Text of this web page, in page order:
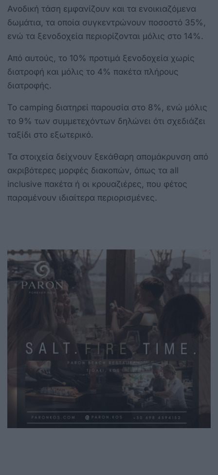
Ανοδική τάση εμφανίζουν και τα ενοικιαζόμενα
δωμάτια, τα οποία συγκεντρώνουν ποσοστό 35%,
ενώ τα ξενοδοχεία περιορίζονται μόλις στο 14%.
Από αυτούς, το 10% προτιμά ξενοδοχεία χωρίς
διατροφή και μόλις το 4% πακέτα πλήρους
διατροφής.
Το camping διατηρεί παρουσία στο 8%, ενώ μόλις
το 9% των συμμετεχόντων δηλώνει ότι σχεδιάζει
ταξίδι στο εξωτερικό.
Τα στοιχεία δείχνουν ξεκάθαρη απομάκρυνση από
ακριβότερες μορφές διακοπών, όπως τα all
inclusive πακέτα ή οι κρουαζιέρες, που φέτος
παραμένουν ιδιαίτερα περιορισμένες.